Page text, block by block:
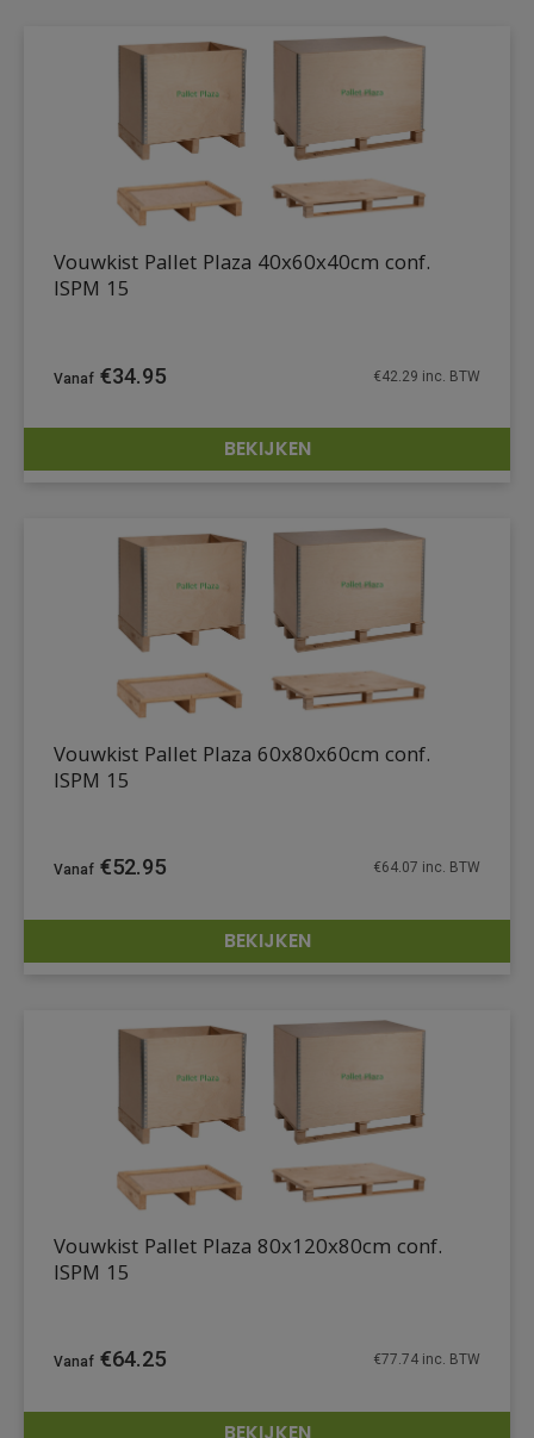
DETAILS
Vouwkist Pallet Plaza 40x60x40cm conf.
ISPM 15
€34.95 €42.29 inc. BTW
BEKIJKEN
DETAILS
Vouwkist Pallet Plaza 60x80x60cm conf.
ISPM 15
€52.95 €64.07 inc. BTW
BEKIJKEN
Vouwkist Pallet Plaza 80x120x80cm conf.
ISPM 15
€64.25 €77.74 inc. BTW